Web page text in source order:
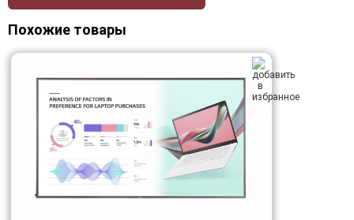
Похожие товары